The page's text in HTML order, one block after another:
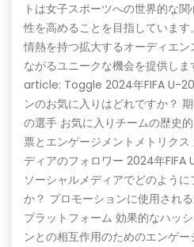
トは女子スポーツへの世界的な
性を高めることを目指していま
情熱を持つ拡大するオーディエ
ながるユニークな機会を提供し
article: Toggle 2024年FIFA U-
ンのお気に入りはどれですか？
の選手 お気に入りチームの歴史
票とエンゲージメントメトリク
ディアのフォロワー 2024年FIFA
ソーシャルメディアでどのよう
か？ プロモーションに使用され
プラットフォーム 効果的なハッ
ンとの相互作用のためのエンゲ